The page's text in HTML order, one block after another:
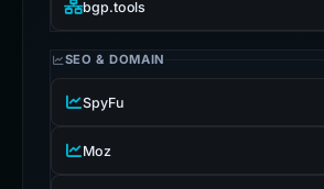
bgp.tools
SEO & DOMAIN
SpyFu
Moz